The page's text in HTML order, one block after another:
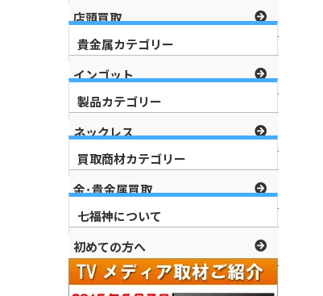
店頭買取
宅配買取
出張買取
貴金属カテゴリー
インゴット
10金
14金
18金
22金
24金
製品カテゴリー
ネックレス
金杯
指輪リング
ピアス
18金ホワイトゴールド
買取商材カテゴリー
金･貴金属買取
プラチナ買取
銀シルバー買取
七福神について
初めての方へ
よくある質問